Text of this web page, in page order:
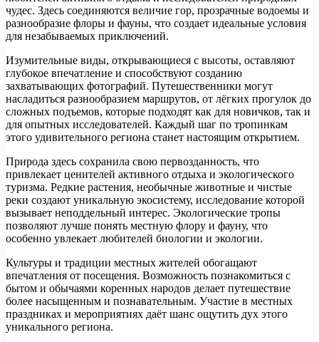
чудес. Здесь соединяются величие гор, прозрачные водоемы и
разнообразие флоры и фауны, что создает идеальные условия
для незабываемых приключений.
Изумительные виды, открывающиеся с высоты, оставляют
глубокое впечатление и способствуют созданию
захватывающих фотографий. Путешественники могут
насладиться разнообразием маршрутов, от лёгких прогулок до
сложных подъемов, которые подходят как для новичков, так и
для опытных исследователей. Каждый шаг по тропинкам
этого удивительного региона станет настоящим открытием.
Природа здесь сохранила свою первозданность, что
привлекает ценителей активного отдыха и экологического
туризма. Редкие растения, необычные животные и чистые
реки создают уникальную экосистему, исследование которой
вызывает неподдельный интерес. Экологические тропы
позволяют лучше понять местную флору и фауну, что
особенно увлекает любителей биологии и экологии.
Культуры и традиции местных жителей обогащают
впечатления от посещения. Возможность познакомиться с
бытом и обычаями коренных народов делает путешествие
более насыщенным и познавательным. Участие в местных
праздниках и мероприятиях даёт шанс ощутить дух этого
уникального региона.